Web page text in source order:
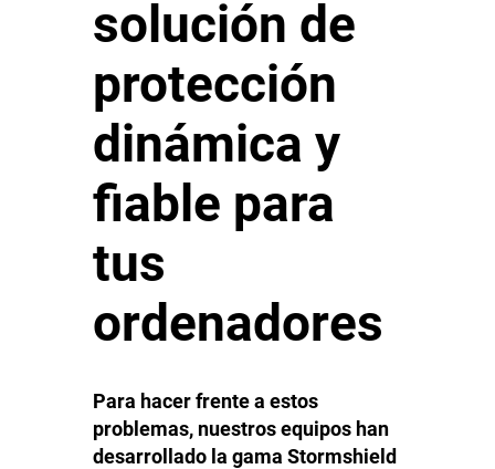
solución de
protección
dinámica y
fiable para
tus
ordenadores
Para hacer frente a estos
problemas, nuestros equipos han
desarrollado la gama Stormshield